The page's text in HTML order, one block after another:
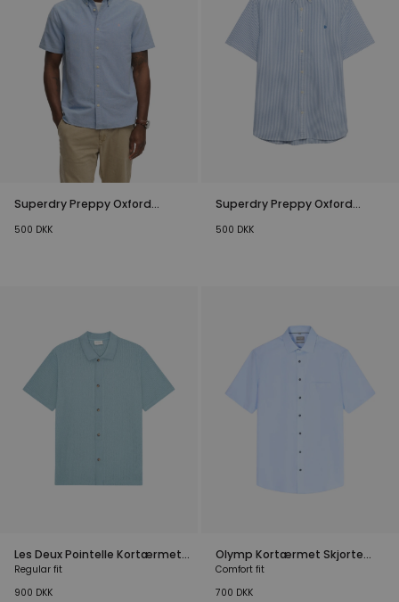
Superdry Preppy Oxford
500 DKK
Superdry Preppy Oxford
500 DKK
Les Deux Pointelle Kortærmet
Skjorte Blå
Regular fit
900 DKK
Olymp Kortærmet Skjorte
Comfort Fit Lyseblå
Comfort fit
700 DKK